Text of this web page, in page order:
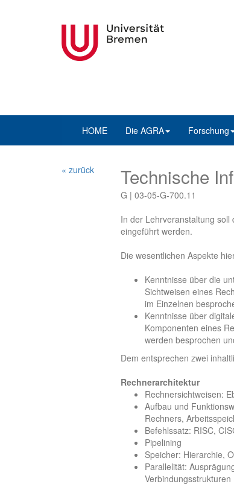
HOME Die AGRA Forschung
« zurück Technische
G | 03-05-G-700.11
In der Lehrveranstaltung
eingeführt werden.
Die wesentlichen Aspekte
Kenntnisse über die
Sichtweisen eines
im Einzelnen
Kenntnisse über
Komponenten eines
werden besprochen
Dem entsprechen zwei
Rechnerarchitektur
Rechnersichtweisen:
Aufbau und
Rechners,
Befehlssatz: RISC,
Pipelining
Speicher: Hierarchie,
Parallelität:
Verbindungsstrukturen